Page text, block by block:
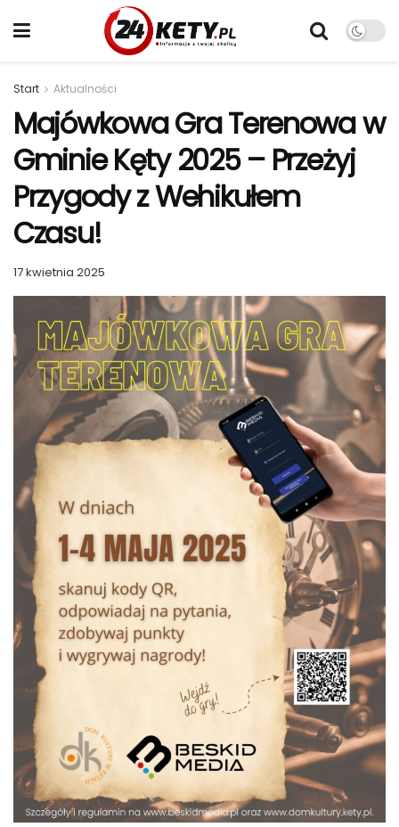
Start Aktualności
Majówkowa Gra Terenowa w
Gminie Kęty 2025 – Przeżyj
Przygody z Wehikułem
Czasu!
17 kwietnia 2025